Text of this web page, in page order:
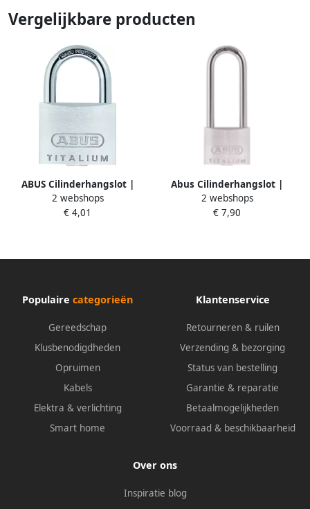
Vergelijkbare producten
ABUS Cilinderhangslot |
breedte slotlichaam 40 mm |
Titalium gelijksluitend 6411 |
2 webshops
€ 4,01
Abus Cilinderhangslot |
breedte slotlichaam 50 mm |
Titalium gelijksluitend 6511 |
2 webshops
€ 7,90
Populaire categorieën
Gereedschap
Klusbenodigdheden
Opruimen
Kabels
Elektra & verlichting
Smart home
Klantenservice
Retourneren & ruilen
Verzending & bezorging
Status van bestelling
Garantie & reparatie
Betaalmogelijkheden
Voorraad & beschikbaarheid
Over ons
Inspiratie blog